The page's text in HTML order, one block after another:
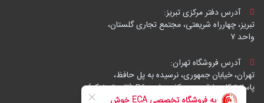
آدرس دفتر مرکزی تبریز:
تبریز، چهارراه شریعتی، مجتمع تجاری گلستان،
واحد ۷
آدرس فروشگاه تهران:
تهران، خیابان جمهوری، نرسیده به پل حافظ،
پاساژ توکل، طبقه زیرهمکف، واحد B6 (تاپ ترونیک)